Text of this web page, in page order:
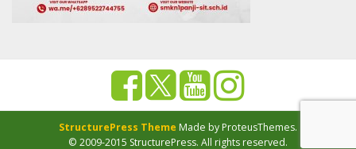
StructurePress Theme Made by ProteusThemes.
© 2009-2015 StructurePress. All rights reserved.